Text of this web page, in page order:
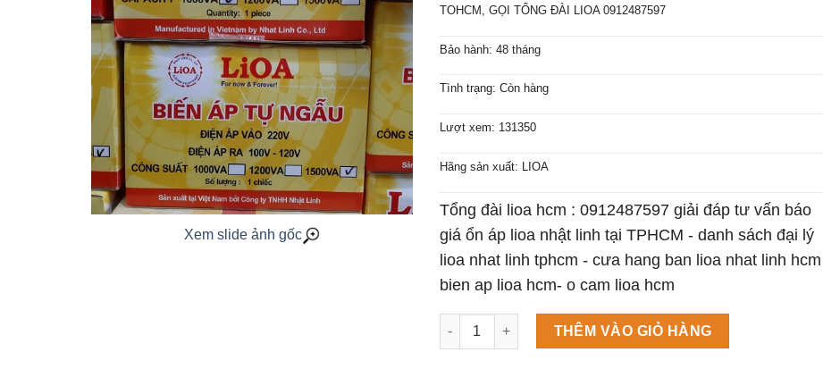
Xem slide ảnh gốc
TOHCM, GỌI TỔNG ĐÀI LIOA 0912487597
Bảo hành: 48 tháng
Tình trạng: Còn hàng
Lượt xem: 131350
Hãng sản xuất: LIOA
Tổng đài lioa hcm : 0912487597 giải đáp tư vấn báo
giá ổn áp lioa nhật linh tại TPHCM - danh sách đại lý
lioa nhat linh tphcm - cưa hang ban lioa nhat linh
bien ap lioa hcm- o cam lioa hcm
Máy làm đá viên Scotsman NW458AS số lượng
THÊM VÀO GIỎ HÀNG